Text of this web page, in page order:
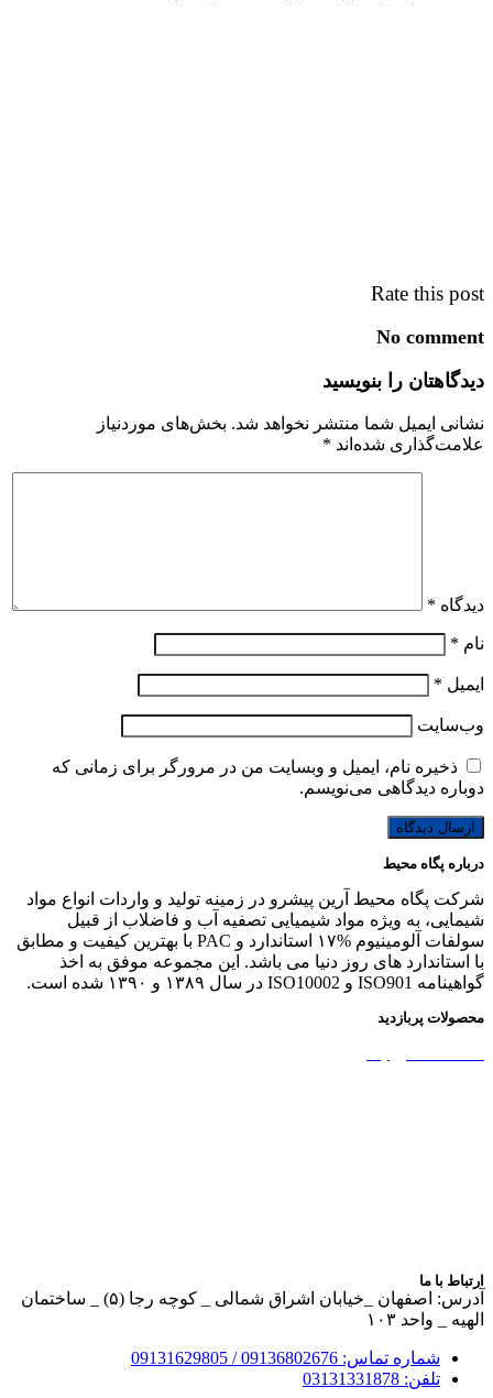
Rate this post
No comment
دیدگاهتان را بنویسید
نشانی ایمیل شما منتشر نخواهد شد. بخش‌های موردنیاز
علامت‌گذاری شده‌اند *
دیدگاه *
نام *
ایمیل *
وب‌سایت
ذخیره نام، ایمیل و وبسایت من در مرورگر برای زمانی که
دوباره دیدگاهی می‌نویسم.
درباره پگاه محیط
شرکت پگاه محیط آرین پیشرو در زمینه تولید و واردات انواع مواد
شیمایی، به ویژه مواد شیمیایی تصفیه آب و فاضلاب از قبیل
سولفات آلومینیوم %۱۷ استاندارد و PAC با بهترین کیفیت و مطابق
با استاندارد های روز دنیا می باشد. این مجموعه موفق به اخذ
گواهینامه ISO901 و ISO10002 در سال ۱۳۸۹ و ۱۳۹۰ شده است.
محصولات پربازدید
ارتباط با ما
آدرس: اصفهان _خیابان اشراق شمالی _ کوچه رجا (۵) _ ساختمان
الهیه _ واحد ۱۰۳
شماره تماس: 09136802676 / 09131629805
تلفن: 03131331878